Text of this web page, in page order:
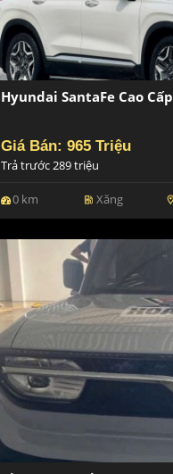
Hyundai SantaFe Cao
Giá Bán: 965 Triệu
Trả trước 289 triệu
0 km ev_station Xăng location_on